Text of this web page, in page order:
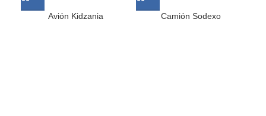
Avión Kidzania Camión Sodexo